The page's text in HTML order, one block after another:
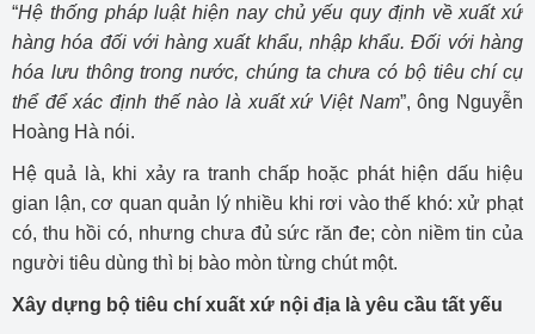
“Hệ thống pháp luật hiện nay chủ yếu quy định về xuất xứ
hàng hóa đối với hàng xuất khẩu, nhập khẩu. Đối với hàng
hóa lưu thông trong nước, chúng ta chưa có bộ tiêu chí cụ
thể để xác định thế nào là xuất xứ Việt Nam”, ông Nguyễn
Hoàng Hà nói.
Hệ quả là, khi xảy ra tranh chấp hoặc phát hiện dấu hiệu
gian lận, cơ quan quản lý nhiều khi rơi vào thế khó: xử phạt
có, thu hồi có, nhưng chưa đủ sức răn đe; còn niềm tin của
người tiêu dùng thì bị bào mòn từng chút một.
Xây dựng bộ tiêu chí xuất xứ nội địa là yêu cầu tất yếu